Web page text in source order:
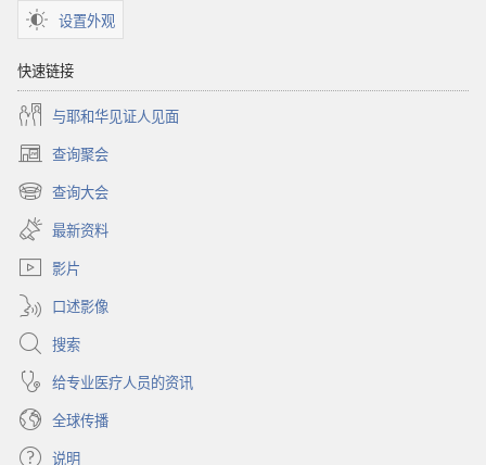
设置外观
快速链接
与耶和华见证人见面
查询聚会
（打
开
新
窗
口）
查询大会
（打
开
新
窗
最新资料
影片
口述影像
搜索
给专业医疗人员的资讯
全球传播
说明